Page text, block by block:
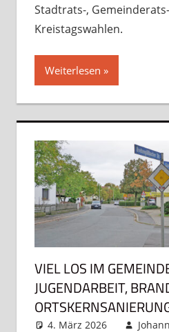
Stadtrats-,
Kreistagswahlen.
Weiterlesen
VIEL LOS IM
JUGENDARBEIT,
4. März 2026